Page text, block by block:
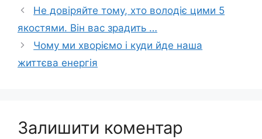
Не довіряйте тому, хто володіє цими 5
якостями. Він вас зрадить …
Чому ми хворіємо і куди йде наша
життєва енергія
Залишити коментар